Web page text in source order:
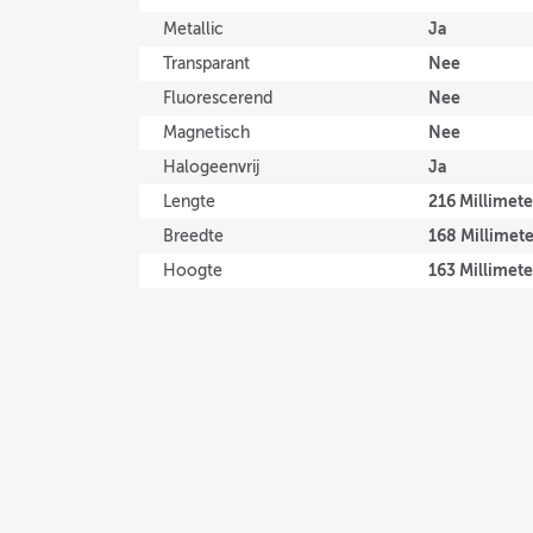
Metallic Ja
Transparant Nee
Fluorescerend Nee
Magnetisch Nee
Halogeenvrij Ja
Lengte 216
Breedte 168
Hoogte 163